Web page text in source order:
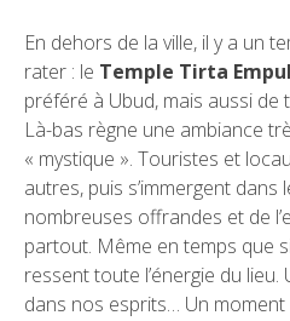
En dehors de la ville, il y a un
rater : le Temple Tirta Empul
préféré à Ubud, mais aussi de
Là-bas règne une ambiance
« mystique ». Touristes et
autres, puis s’immergent dans
nombreuses offrandes et de
partout. Même en temps que
ressent toute l’énergie du
dans nos esprits… Un